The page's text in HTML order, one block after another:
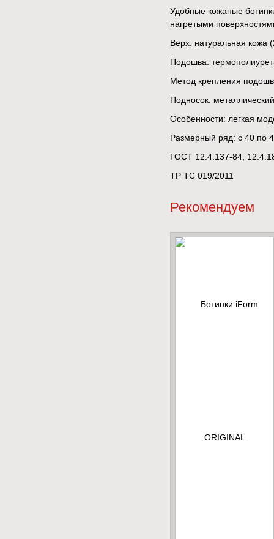
Удобные кожаные
нагретыми
Верх: натуральная кожа
Подошва:
Метод крепления
Подносок:
Особенности: легкая
Размерный ряд: с 40 по
ГОСТ 12.4.137-84,
ТР ТС 019/2011
Рекомендуем